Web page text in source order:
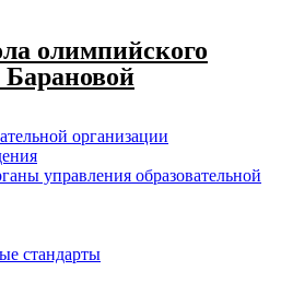
олимпийского
Барановой
организации
управления образовательной
стандарты